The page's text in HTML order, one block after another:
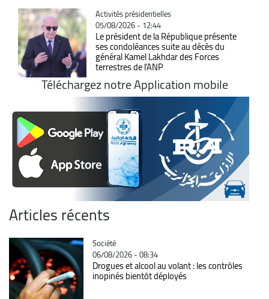
Catégorie
Activités présidentielles
05/08/2026 - 12:44
Le président de la République présente
ses condoléances suite au décès du
général Kamel Lakhdar des Forces
terrestres de l'ANP
Téléchargez notre Application mobile
Articles récents
Catégorie
Société
06/08/2026 - 08:34
Drogues et alcool au volant : les contrôles
inopinés bientôt déployés